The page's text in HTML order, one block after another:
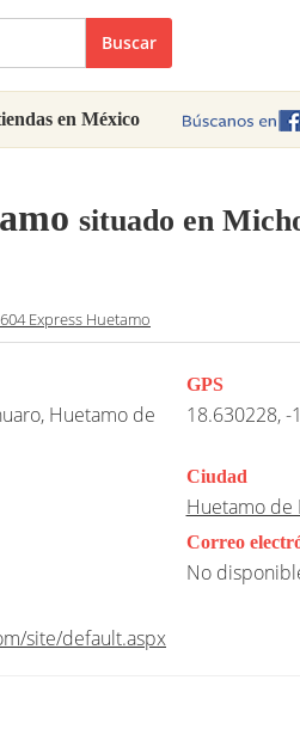
Buscar
en México
situado en
Express Huetamo
Huetamo de
GPS
18.630228, -
Ciudad
Huetamo de
Correo
No
site/default.aspx